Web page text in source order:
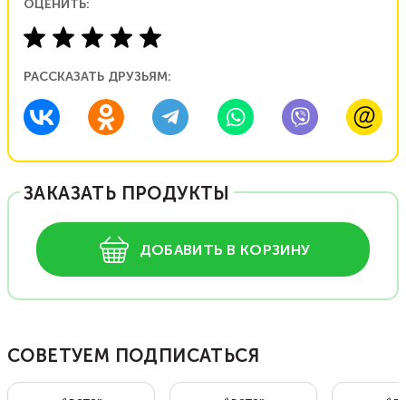
ОЦЕНИТЬ:
РАССКАЗАТЬ ДРУЗЬЯМ:
ЗАКАЗАТЬ ПРОДУКТЫ
ДОБАВИТЬ В КОРЗИНУ
СОВЕТУЕМ ПОДПИСАТЬСЯ